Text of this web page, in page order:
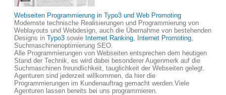
Webseiten Programmierung in Typo3 und Web Promoting
Modernste technische Realisierungen und Programmierung von
Weblayouts und Webdesign, auch die Übernahme von bestehenden
Designs in Typo3 sowie Internet Ranking, Internet Promoting,
Suchmaschinenoptimierung SEO.
Alle Programmierungen von Webseiten entsprechen dem heutigen
Stand der Technik, es wird dabei besonderer Augenmerk auf die
Suchmaschinen freundlichkeit, tauglichkeit der Webseiten gelegt.
Agenturen sind jederzeit willkommen, da hier die
Programmierungen im Kundenauftrag gemacht werden.Viele
Agenturen lassen bereits bei uns programmieren.